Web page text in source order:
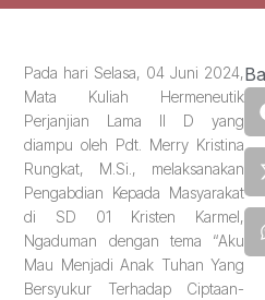
Pada hari Selasa, 04 Juni 2024,
Mata Kuliah Hermeneutik
Perjanjian Lama II D yang
diampu oleh Pdt. Merry Kristina
Rungkat, M.Si., melaksanakan
Pengabdian Kepada Masyarakat
di SD 01 Kristen Karmel,
Ngaduman dengan tema “Aku
Mau Menjadi Anak Tuhan Yang
Bersyukur Terhadap Ciptaan-